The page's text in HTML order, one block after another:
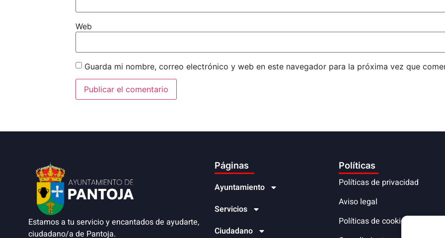
Web
Guarda mi nombre, correo electrónico y web en este navegador para la próxima vez que
Estamos a tu servicio y encantados de ayudarte,
ciudadano/a de Pantoja.
Páginas
Ayuntamiento
Servicios
Ciudadano
Políticas
Políticas de privacidad
Aviso legal
Políticas de cookies